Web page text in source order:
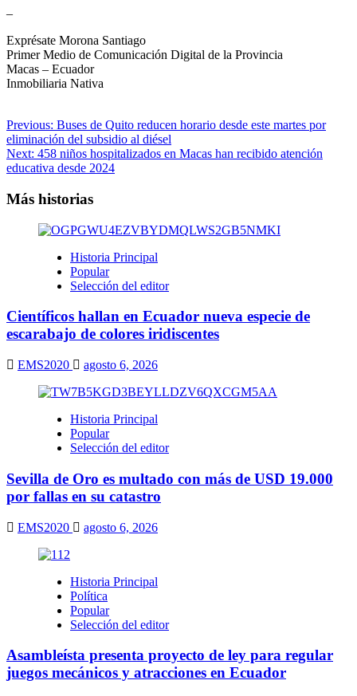
–
Exprésate Morona Santiago
Primer Medio de Comunicación Digital de la Provincia
Macas – Ecuador
Inmobiliaria Nativa
Navegación
de
entradas
Previous: Buses de Quito reducen horario desde este martes por
eliminación del subsidio al diésel
Next: 458 niños hospitalizados en Macas han recibido atención
educativa desde 2024
Más historias
Historia Principal
Popular
Selección del editor
Científicos hallan en Ecuador nueva especie de
escarabajo de colores iridiscentes
EMS2020 agosto 6, 2026
Historia Principal
Popular
Selección del editor
Sevilla de Oro es multado con más de USD 19.000
por fallas en su catastro
EMS2020 agosto 6, 2026
Historia Principal
Política
Popular
Selección del editor
Asambleísta presenta proyecto de ley para regular
juegos mecánicos y atracciones en Ecuador